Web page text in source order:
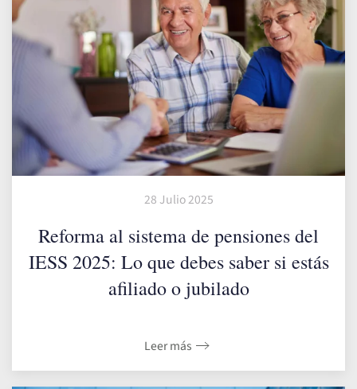
28 Julio 2025
Reforma al sistema de pensiones del
IESS 2025: Lo que debes saber si estás
afiliado o jubilado
Leer más